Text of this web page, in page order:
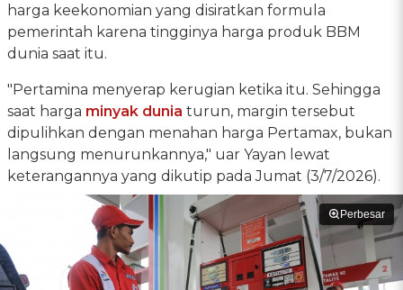
harga keekonomian yang disiratkan formula
pemerintah karena tingginya harga produk BBM
dunia saat itu.
"Pertamina menyerap kerugian ketika itu. Sehingga
saat harga minyak dunia turun, margin tersebut
dipulihkan dengan menahan harga Pertamax, bukan
langsung menurunkannya," uar Yayan lewat
keterangannya yang dikutip pada Jumat (3/7/2026).
Perbesar